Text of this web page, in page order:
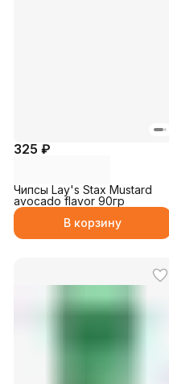
325 ₽
Чипсы Lay's Stax Mustard
avocado flavor 90гр
В корзину